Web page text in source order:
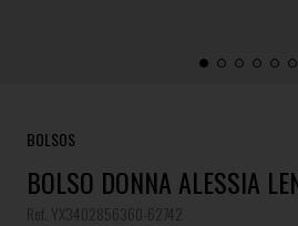
BOLSOS
BOLSO DONNA ALESSIA
Ref. YX3402856360-62742